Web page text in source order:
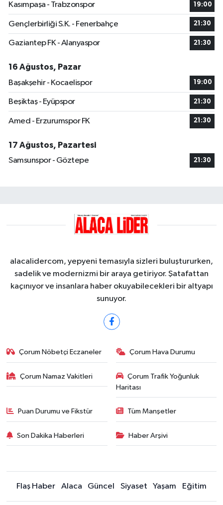
Kasımpaşa - Trabzonspor 19:00
Gençlerbirliği S.K. - Fenerbahçe 21:30
Gaziantep FK - Alanyaspor 21:30
16 Ağustos, Pazar
Başakşehir - Kocaelispor
19:00
Beşiktaş - Eyüpspor 21:30
Amed - Erzurumspor FK 21:30
17 Ağustos, Pazartesi
Samsunspor - Göztepe
21:30
alacalidercom, yepyeni temasıyla sizleri buluştururken,
sadelik ve modernizmi bir araya getiriyor. Şatafattan
kaçınıyor ve insanlara haber okuyabilecekleri bir altyapı
sunuyor.
Çorum Nöbetçi Eczaneler Çorum Hava Durumu
Çorum Namaz Vakitleri
Çorum Trafik Yoğunluk
Haritası
Puan Durumu ve Fikstür Tüm Manşetler
Son Dakika Haberleri Haber Arşivi
Flaş Haber Alaca Güncel Siyaset Yaşam Eğitim